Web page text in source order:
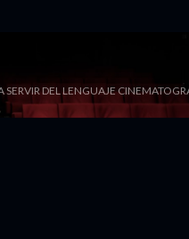
DEL LENGUAJE